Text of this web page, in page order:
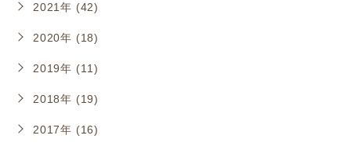
2021年 (42)
2020年 (18)
2019年 (11)
2018年 (19)
2017年 (16)